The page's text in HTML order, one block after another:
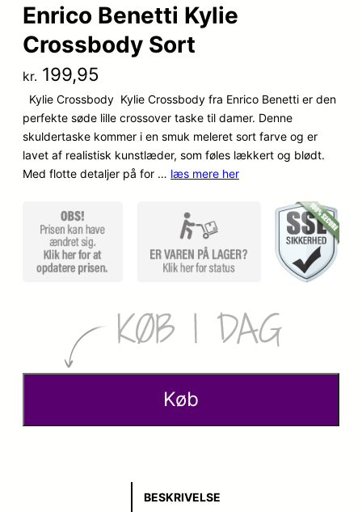
Enrico Benetti Kylie
Crossbody Sort
kr. 199,95
Kylie Crossbody Kylie Crossbody fra Enrico Benetti er den
perfekte søde lille crossover taske til damer. Denne
skuldertaske kommer i en smuk meleret sort farve og er
lavet af realistisk kunstlæder, som føles lækkert og blødt.
Med flotte detaljer på for … læs mere her
Køb
BESKRIVELSE